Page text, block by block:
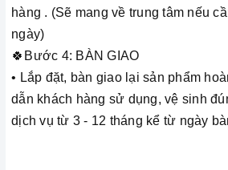
hàng . (Sẽ mang về trung tâm nếu
ngày)
🍀Bước 4: BÀN
• Lắp đặt, bàn giao lại sản phẩm
dẫn khách hàng sử dụng, vệ sinh
dịch vụ từ 3 - 12 tháng kể từ